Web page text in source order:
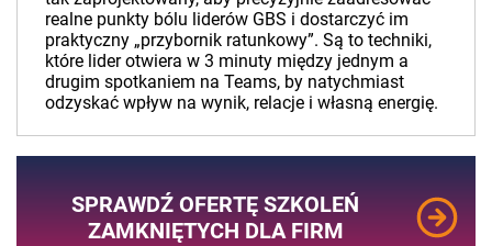
realne punkty bólu liderów GBS i dostarczyć im
praktyczny „przybornik ratunkowy”. Są to techniki,
które lider otwiera w 3 minuty między jednym a
drugim spotkaniem na Teams, by natychmiast
odzyskać wpływ na wynik, relacje i własną energię.
SPRAWDŹ OFERTĘ SZKOLEŃ
ZAMKNIĘTYCH DLA FIRM